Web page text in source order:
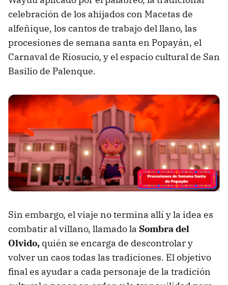
celebración de los ahijados con Macetas de
alfeñique, los cantos de trabajo del llano, las
procesiones de semana santa en Popayán, el
Carnaval de Riosucio, y el espacio cultural de San
Basilio de Palenque.
Sin embargo, el viaje no termina allí y la idea es
combatir al villano, llamado la Sombra del
Olvido, quién se encarga de descontrolar y
volver un caos todas las tradiciones. El objetivo
final es ayudar a cada personaje de la tradición